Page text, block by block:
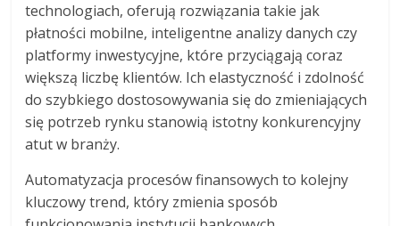
technologiach, oferują rozwiązania takie jak
płatności mobilne, inteligentne analizy danych czy
platformy inwestycyjne, które przyciągają coraz
większą liczbę klientów. Ich elastyczność i zdolność
do szybkiego dostosowywania się do zmieniających
się potrzeb rynku stanowią istotny konkurencyjny
atut w branży.
Automatyzacja procesów finansowych to kolejny
kluczowy trend, który zmienia sposób